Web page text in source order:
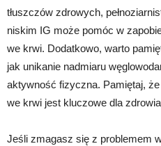
tłuszczów zdrowych,
niskim IG może pomóc w
we krwi. Dodatkowo, warto
jak unikanie nadmiaru
aktywność fizyczna. Pamiętaj,
we krwi jest kluczowe dla
Jeśli zmagasz się z problemem